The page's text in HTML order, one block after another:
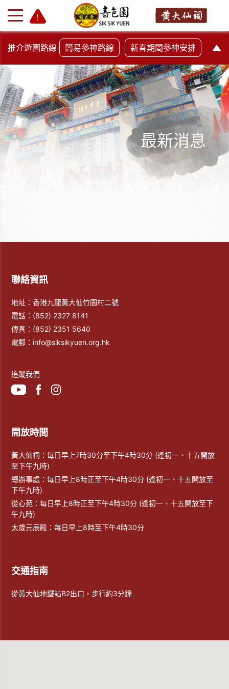
+ -
推介遊園路線 簡易參神路線 新春期間參神安排
最新消息
聯絡資訊
地址：香港九龍黃大仙竹園村二號
電話： (852) 2327 8141
傳真： (852) 2351 5640
電郵： info@siksikyuen.org.hk
追蹤我們
開放時間
黃大仙祠：每日早上7時30分至下午4時30分 (逢初一、十五開放
至下午九時)
總辦事處：每日早上8時正至下午4時30分 (逢初一、十五開放至
下午九時)
從心苑：每日早上8時正至下午4時30分 (逢初一、十五開放至下
午九時)
太歲元辰殿：每日早上8時至下午4時30分
交通指南
從黃大仙地鐵站B2出口，步行約3分鐘